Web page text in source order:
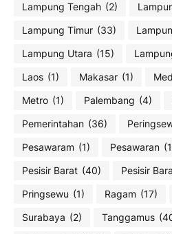
Lampung Tengah (2)
Lampung Timur (33)
Lampung Utara (15)
Laos (1) Makasar (1)
Metro (1) Palembang (4)
Pemerintahan (36)
Pesawaram (1) Pesawaran
Pesisir Barat (40) Pesisir
Pringsewu (1) Ragam (17)
Surabaya (2) Tanggamus